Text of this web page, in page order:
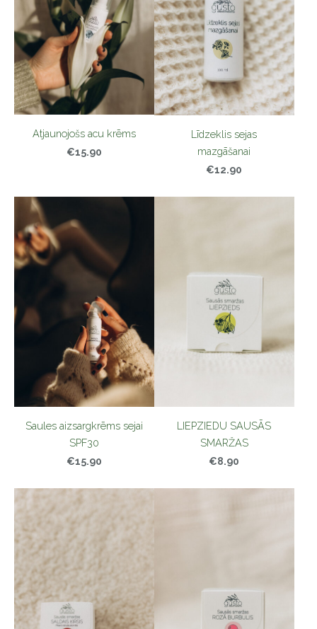
Atjaunojošs acu krēms
€15.90
Līdzeklis sejas
mazgāšanai
€12.90
Saules aizsargkrēms sejai
SPF30
€15.90
LIEPZIEDU SAUSĀS
SMARŽAS
€8.90